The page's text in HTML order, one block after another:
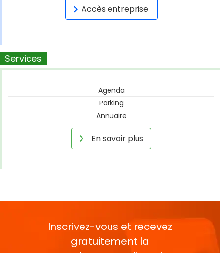
Accès entreprise
Services
Agenda
Parking
Annuaire
En savoir plus
Inscrivez-vous et recevez
gratuitement la